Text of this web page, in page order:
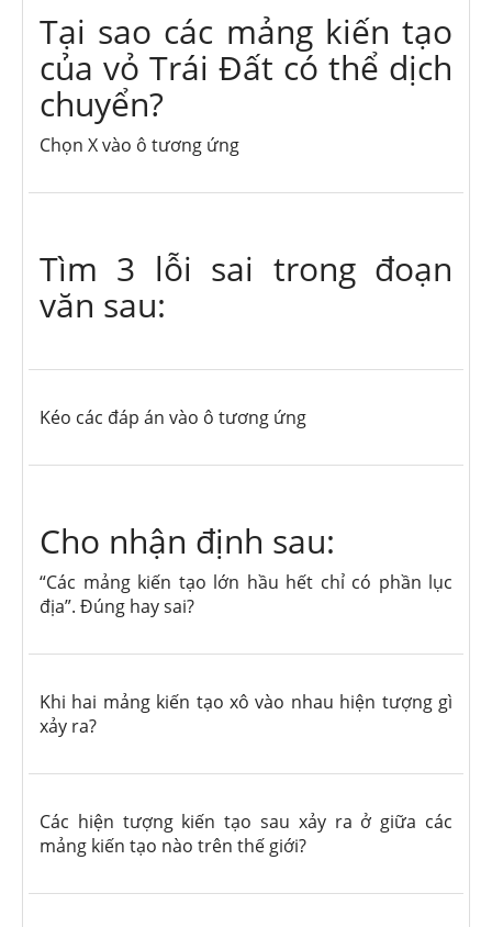
Tại sao các mảng kiến tạo
của vỏ Trái Đất có thể dịch
chuyển?
Chọn X vào ô tương ứng
Tìm 3 lỗi sai trong đoạn
văn sau:
Kéo các đáp án vào ô tương ứng
Cho nhận định sau:
“Các mảng kiến tạo lớn hầu hết chỉ có phần lục
địa”. Đúng hay sai?
Khi hai mảng kiến tạo xô vào nhau hiện tượng gì
xảy ra?
Các hiện tượng kiến tạo sau xảy ra ở giữa các
mảng kiến tạo nào trên thế giới?